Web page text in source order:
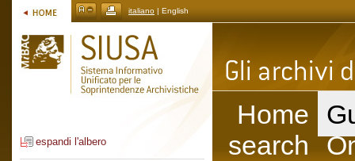
italiano | English
espandi l'albero
Home
search